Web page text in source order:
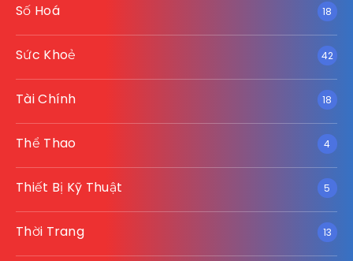
Số Hoá 18
Sức Khoẻ 42
Tài Chính 18
Thể Thao 4
Thiết Bị Kỹ Thuật 5
Thời Trang 13